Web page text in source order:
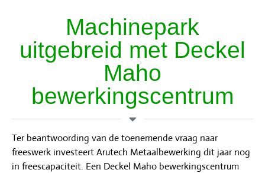
Machinepark
uitgebreid met Deckel
Maho
bewerkingscentrum
Ter beantwoording van de toenemende vraag naar
freeswerk investeert Arutech Metaalbewerking dit jaar nog
in freescapaciteit. Een Deckel Maho bewerkingscentrum